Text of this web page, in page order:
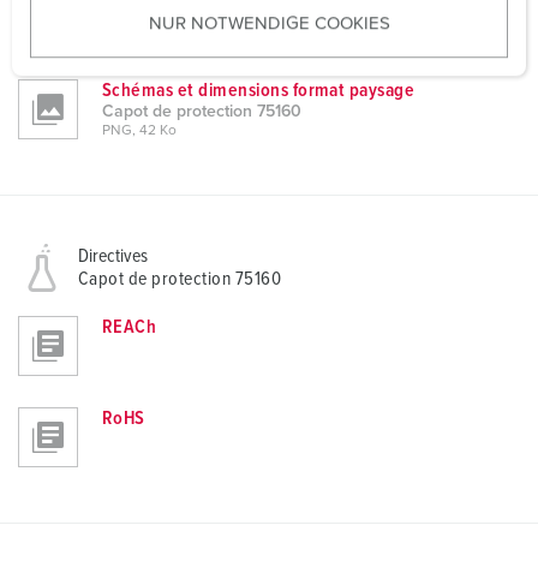
w
a
l
NUR NOTWENDIGE COOKIES
Capot de protection 75160
Schémas et dimensions format paysage
Capot de protection 75160
PNG, 42 Ko
Directives
Capot de protection 75160
REACh
RoHS